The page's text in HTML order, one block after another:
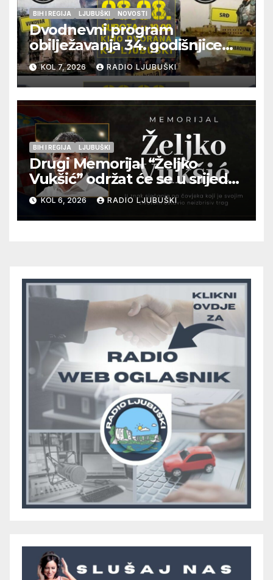
BIH I REGIJA LJUBUŠKI NOVOSTI
Dvodnevni program
obilježavanja 34. godišnjice
pogibije generala Blaža
Kraljevića i osmorice
pripadnika HOS-a
KOL 7, 2026 RADIO LJUBUŠKI
BIH I REGIJA LJUBUŠKI
Drugi Memorijal “Željko
Vukšić” održat će se u srijedu
12. kolovoza u Otoku
KOL 6, 2026 RADIO LJUBUŠKI